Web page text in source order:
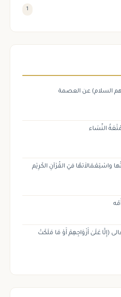
1
السلام) عن العصمة
النِّسَاء
واسْتِعْمَالاَتهُا فيْ القُرْآنِ الكَرِيْم
(إِلَّا عَلَىٰ أَزْوَاجِهِمْ أَوْ مَا مَلَكَتْ